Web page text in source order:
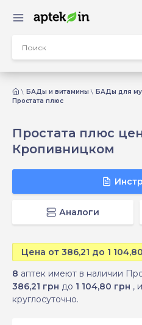
БАДы и витамины
БАДы для
Простата плюс
Простата плюс
Кропивницком
Аналоги
Цена от 386,21 до 1
8 аптек имеют в наличии
386,21 грн до 1 104,80 грн ,
круглосуточно.